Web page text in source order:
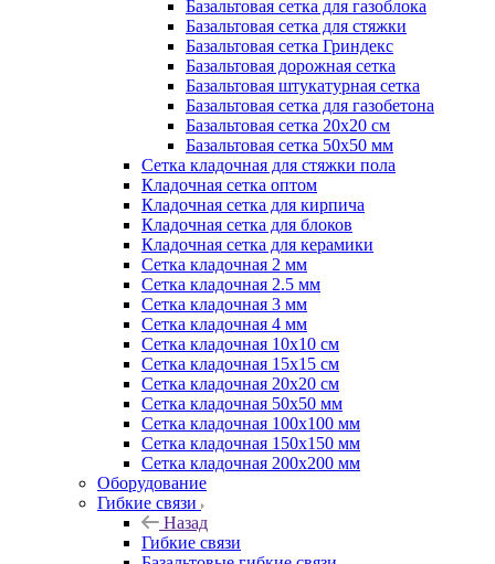
Базальтовая сетка для газоблока
Базальтовая сетка для стяжки
Базальтовая сетка Гриндекс
Базальтовая дорожная сетка
Базальтовая штукатурная сетка
Базальтовая сетка для газобетона
Базальтовая сетка 20x20 см
Базальтовая сетка 50x50 мм
Сетка кладочная для стяжки пола
Кладочная сетка оптом
Кладочная сетка для кирпича
Кладочная сетка для блоков
Кладочная сетка для керамики
Сетка кладочная 2 мм
Сетка кладочная 2.5 мм
Сетка кладочная 3 мм
Сетка кладочная 4 мм
Сетка кладочная 10x10 см
Сетка кладочная 15x15 см
Сетка кладочная 20x20 см
Сетка кладочная 50x50 мм
Сетка кладочная 100x100 мм
Сетка кладочная 150x150 мм
Сетка кладочная 200x200 мм
Оборудование
Гибкие связи
Назад
Гибкие связи